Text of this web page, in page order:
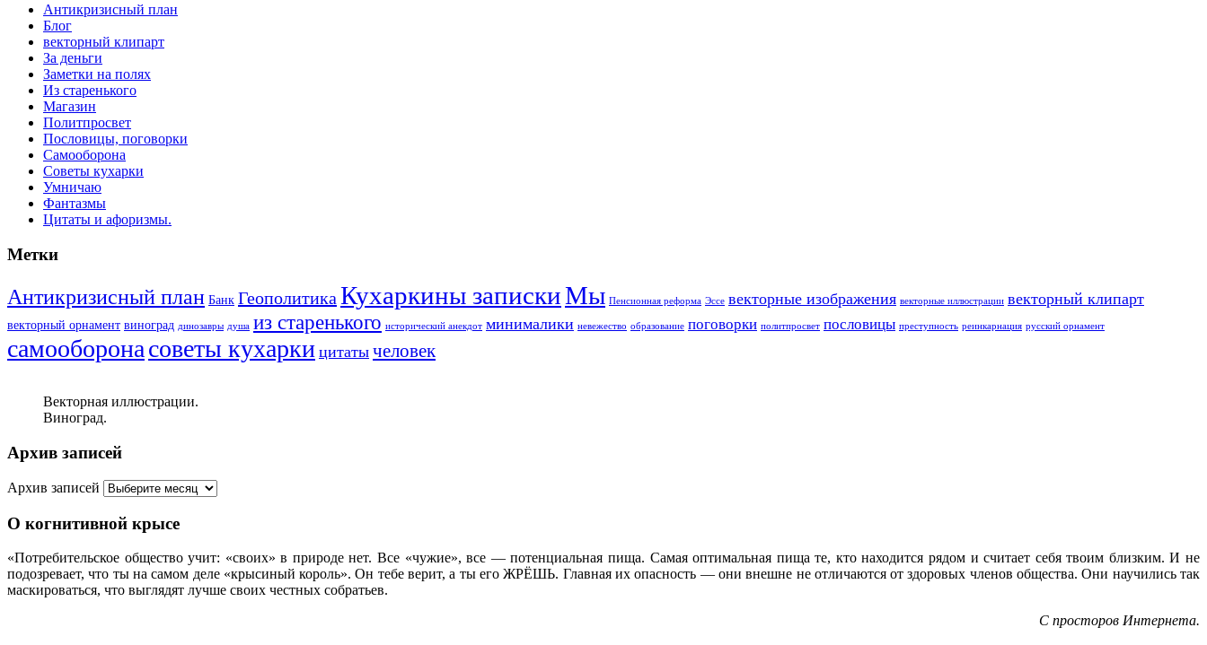
Антикризисный план
Блог
векторный клипарт
За деньги
Заметки на полях
Из старенького
Магазин
Политпросвет
Пословицы, поговорки
Самооборона
Советы кухарки
Умничаю
Фантазмы
Цитаты и афоризмы.
Метки
Антикризисный план Банк Геополитика Кухаркины запискиМы Пенсионная реформа Эссе векторные изображения векторные иллюстрации векторный клипарт
векторный орнамент виноград динозавры душа из старенького исторический анекдот минималики невежество образование поговорки политпросвет пословицы преступность реинкарнация русский орнамент
самооборонасоветы кухарки цитаты человек
Векторная иллюстрации.
Виноград.
Архив записей
Архив записей
О когнитивной крысе
«Потребительское общество учит: «своих» в природе нет. Все «чужие», все — потенциальная пища. Самая оптимальная пища те, кто находится рядом и считает себя твоим близким. И не
подозревает, что ты на самом деле «крысиный король». Он тебе верит, а ты его ЖРЁШЬ. Главная их опасность — они внешне не отличаются от здоровых членов общества. Они научились так
маскироваться, что выглядят лучше своих честных собратьев.
С просторов Интернета.